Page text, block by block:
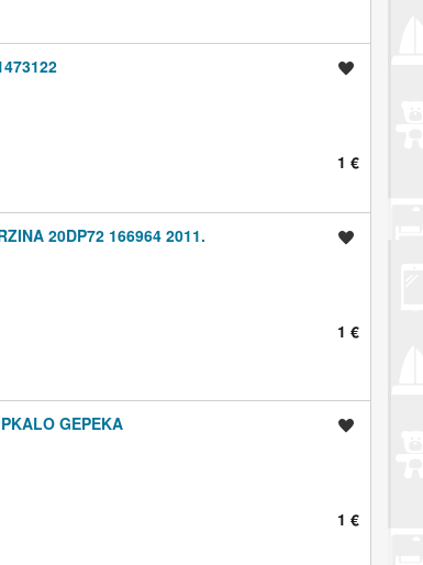
1 €
20DP72 166964 2011.
1 €
GEPEKA
1 €